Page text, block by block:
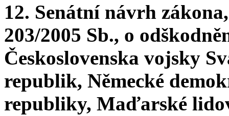
12. Senátní návrh
203/2005 Sb., o
Československa vojsky
republik, Německé
republiky, Maďarské